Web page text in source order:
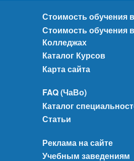
Стоимость обучения
Стоимость обучения в
Колледжах
Каталог Курсов
Карта сайта
FAQ (ЧаВо)
Каталог
Статьи
Реклама на сайте
Учебным заведениям